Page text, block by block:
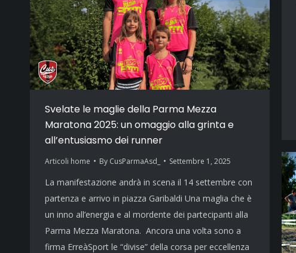
Svelate le maglie della Parma Mezza
Maratona 2025: un omaggio alla grinta e
all’entusiasmo dei runner
Articoli home By CusParmaAsd_ Settembre 1, 2025
La manifestazione andrà in scena il 14 settembre con
partenza e arrivo in piazza Garibaldi Una maglia che è
un inno all’energia e al mordente dei partecipanti alla
Parma Mezza Maratona. Ancora una volta sono a
firma ErreàSport le “divise” della corsa per eccellenza